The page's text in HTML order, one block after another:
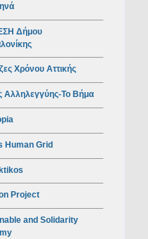
Δήμου
Χρόνου Αττικής
Αλληλεγγύης-Το Βήμα
Human Grid
Project
and Solidarity